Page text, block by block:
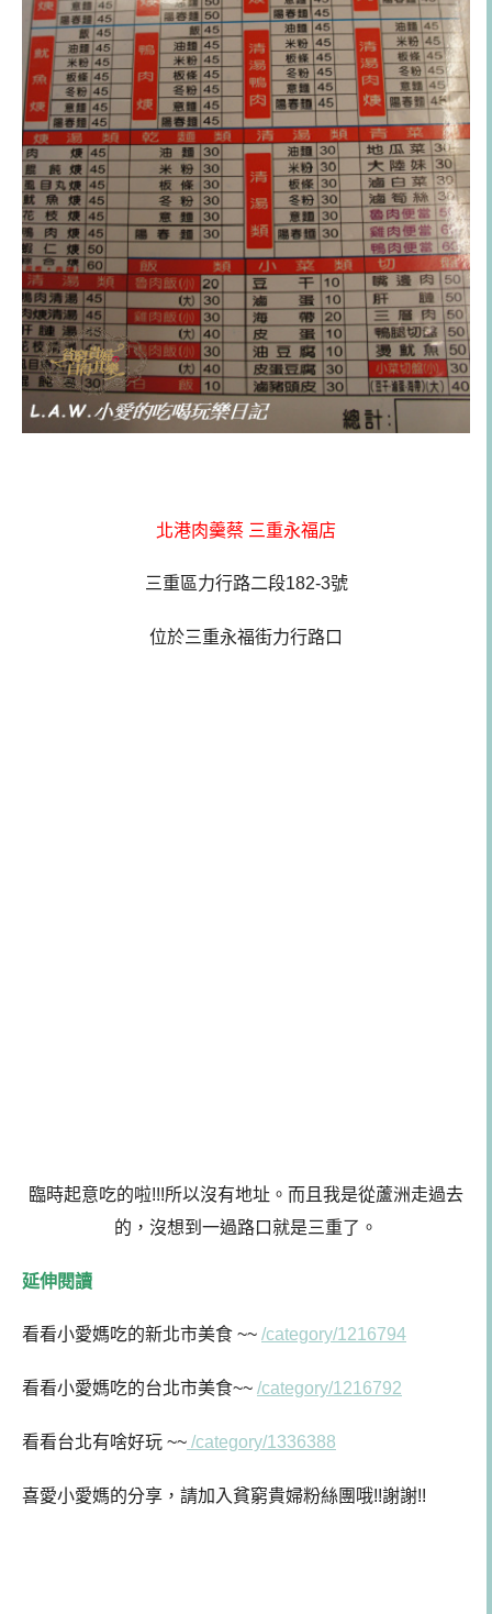
北港肉羹蔡 三重永福店
三重區力行路二段182-3號
位於三重永福街力行路口
臨時起意吃的啦!!!所以沒有地址。而且我是從蘆洲走過去
的，沒想到一過路口就是三重了。
延伸閱讀
看看小愛媽吃的新北市美食 ~~ /category/1216794
看看小愛媽吃的台北市美食~~ /category/1216792
看看台北有啥好玩 ~~ /category/1336388
喜愛小愛媽的分享，請加入貧窮貴婦粉絲團哦!!謝謝!!